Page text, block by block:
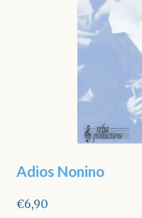
Adios Nonino
€6,90